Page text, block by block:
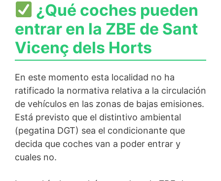
¿Qué coches pueden
entrar en la ZBE de Sant
Vicenç dels Horts
En este momento esta localidad no ha
ratificado la normativa relativa a la circulación
de vehículos en las zonas de bajas emisiones.
Está previsto que el distintivo ambiental
(pegatina DGT) sea el condicionante que
decida que coches van a poder entrar y
cuales no.